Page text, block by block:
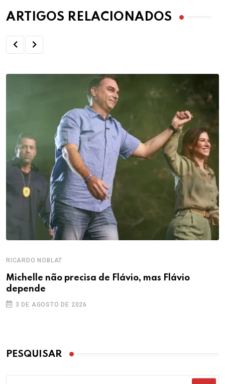
ARTIGOS RELACIONADOS
RICARDO NOBLAT
Michelle não precisa de Flávio, mas Flávio
depende
3 DE AGOSTO DE 2026
PESQUISAR